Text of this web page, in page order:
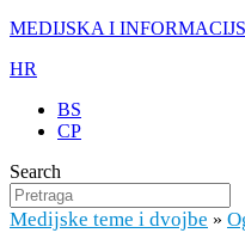
MEDIJSKA I
HR
BS
CP
Search
Medijske teme i dvojbe »